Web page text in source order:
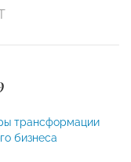
трансформации
бизнеса